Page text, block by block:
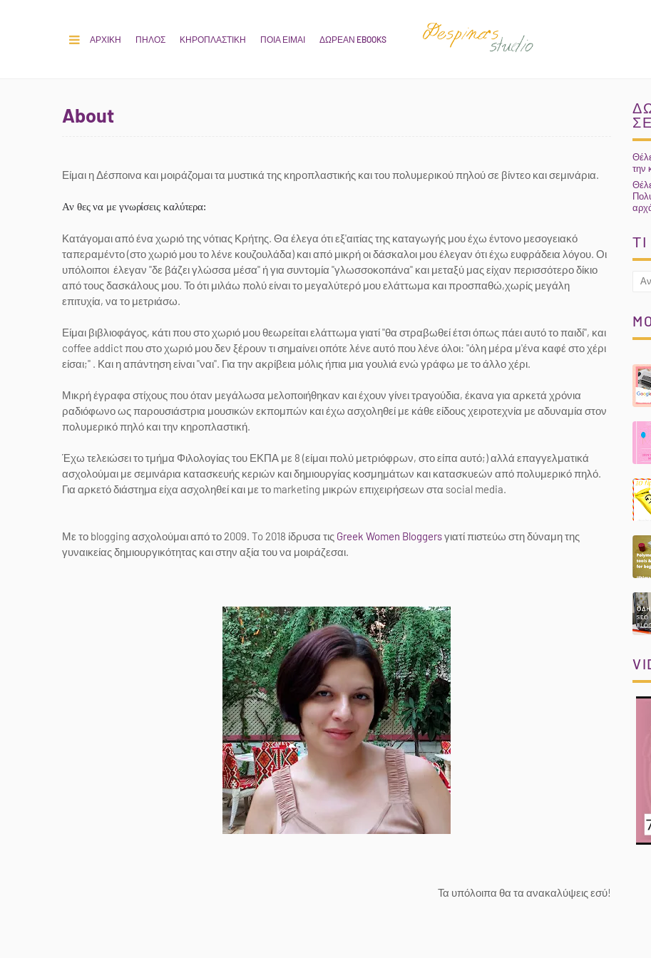
ΑΡΧΙΚΗ ΠΗΛΟΣ ΚΗΡΟΠΛΑΣΤΙΚΗ ΠΟΙΑ ΕΙΜΑΙ ΔΩΡΕΑΝ EBOOKS
About
Είμαι η Δέσποινα και μοιράζομαι τα μυστικά της κηροπλαστικής και του πολυμερικού πηλού σε βίντεο και σεμινάρια.
Αν θες να με γνωρίσεις καλύτερα:
Κατάγομαι από ένα χωριό της νότιας Κρήτης. Θα έλεγα ότι εξ'αιτίας της καταγωγής μου έχω έντονο μεσογειακό
ταπεραμέντο (στο χωριό μου το λένε κουζουλάδα) και από μικρή οι δάσκαλοι μου έλεγαν ότι έχω ευφράδεια λόγου. Οι
υπόλοιποι έλεγαν "δε βάζει γλώσσα μέσα" ή για συντομία "γλωσσοκοπάνα" και μεταξύ μας είχαν περισσότερο δίκιο
από τους δασκάλους μου. Το ότι μιλάω πολύ είναι το μεγαλύτερό μου ελάττωμα και προσπαθώ,χωρίς μεγάλη
επιτυχία, να το μετριάσω.
Είμαι βιβλιοφάγος, κάτι που στο χωριό μου θεωρείται ελάττωμα γιατί "θα στραβωθεί έτσι όπως πάει αυτό το παιδί", και
coffee addict που στο χωριό μου δεν ξέρουν τι σημαίνει οπότε λένε αυτό που λένε όλοι: "όλη μέρα μ'ένα καφέ στο χέρι
είσαι;" . Και η απάντηση είναι "ναι". Για την ακρίβεια μόλις ήπια μια γουλιά ενώ γράφω με το άλλο χέρι.
Μικρή έγραφα στίχους που όταν μεγάλωσα μελοποιήθηκαν και έχουν γίνει τραγούδια, έκανα για αρκετά χρόνια
ραδιόφωνο ως παρουσιάστρια μουσικών εκπομπών και έχω ασχοληθεί με κάθε είδους χειροτεχνία με αδυναμία στον
πολυμερικό πηλό και την κηροπλαστική.
Έχω τελειώσει το τμήμα Φιλολογίας του ΕΚΠΑ με 8 (είμαι πολύ μετριόφρων, στο είπα αυτό;) αλλά επαγγελματικά
ασχολούμαι με σεμινάρια κατασκευής κεριών και δημιουργίας κοσμημάτων και κατασκυεών από πολυμερικό πηλό.
Για αρκετό διάστημα είχα ασχοληθεί και με το marketing μικρών επιχειρήσεων στα social media.
Με το blogging ασχολούμαι από το 2009. To 2018 ίδρυσα τις Greek Women Bloggersγιατί πιστεύω στη δύναμη της
γυναικείας δημιουργικότητας και στην αξία του να μοιράζεσαι.
Τα υπόλοιπα θα τα ανακαλύψεις εσύ!
την